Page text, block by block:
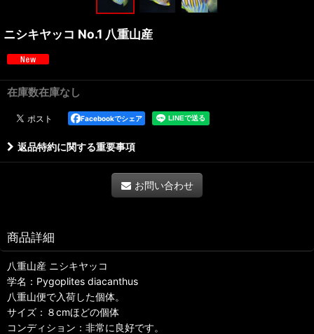
ニシキヤッコ No.1 八重山産
在庫数在庫なし
Facebookでシェア
返品特約に関する重要事項
お問い合わせ
商品詳細
八重山産 ニシキヤッコ
学名：Pygoplites diacanthus
八重山便で入荷した個体。
サイズ：８cmほどの個体
コンディション：非常に良好です。